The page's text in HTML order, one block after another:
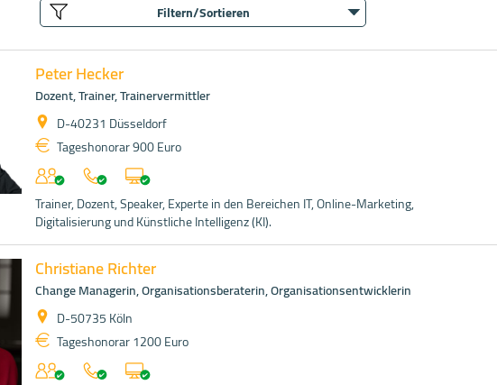
Filtern/Sortieren
Peter Hecker
Dozent, Trainer, Trainervermittler
D-40231 Düsseldorf
Tageshonorar 900 Euro
Trainer, Dozent, Speaker, Experte in den Bereichen IT, Online-Marketing,
Digitalisierung und Künstliche Intelligenz (KI).
Christiane Richter
Change Managerin, Organisationsberaterin, Organisationsentwicklerin
D-50735 Köln
Tageshonorar 1200 Euro